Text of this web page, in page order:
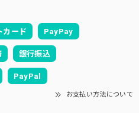
カード PayPay
銀行振込
PayPal
お支払い方法について